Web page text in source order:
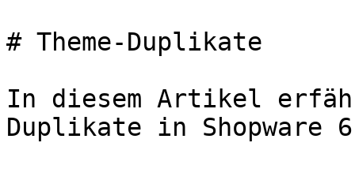
# Theme-Duplikate
In diesem Artikel
Duplikate in Shopware